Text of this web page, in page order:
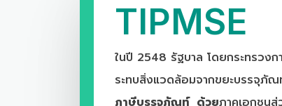
TIPMSE
ในปี 2548 รัฐบาล โดยกระทรวง
ระทบสิ่งแวดล้อมจากขยะบรรจุภั